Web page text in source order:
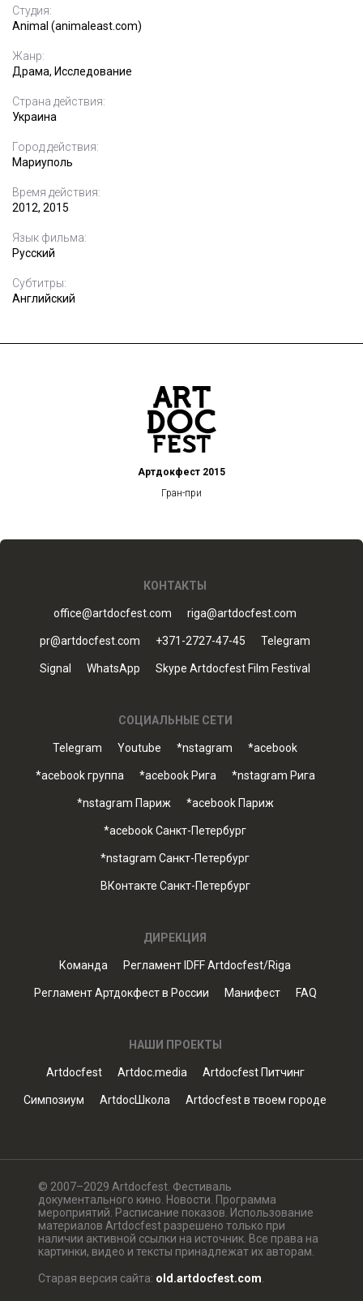
Студия:
Animal (animaleast.com)
Жанр:
Драма, Исследование
Страна действия:
Украина
Город действия:
Мариуполь
Время действия:
2012, 2015
Язык фильма:
Русский
Субтитры:
Английский
Артдокфест 2015
Гран-при
КОНТАКТЫ
office@artdocfest.com riga@artdocfest.com
pr@artdocfest.com +371-2727-47-45 Telegram
Signal WhatsApp Skype Artdocfest Film Festival
СОЦИАЛЬНЫЕ СЕТИ
Telegram Youtube *nstagram *acebook
*acebook группа *acebook Рига *nstagram Рига
*nstagram Париж *acebook Париж
*acebook Санкт-Петербург
*nstagram Санкт-Петербург
ВКонтакте Санкт-Петербург
ДИРЕКЦИЯ
Команда Регламент IDFF Artdocfest/Riga
Регламент Артдокфест в России Манифест FAQ
НАШИ ПРОЕКТЫ
Artdocfest Artdoc.media Artdocfest Питчинг
Симпозиум ArtdocШкола Artdocfest в твоем городе
© 2007–2029 Artdocfest. Фестиваль
документального кино. Новости. Программа
мероприятий. Расписание показов. Использование
материалов Artdocfest разрешено только при
наличии активной ссылки на источник. Все права на
картинки, видео и тексты принадлежат их авторам.
Старая версия сайта: old.artdocfest.com